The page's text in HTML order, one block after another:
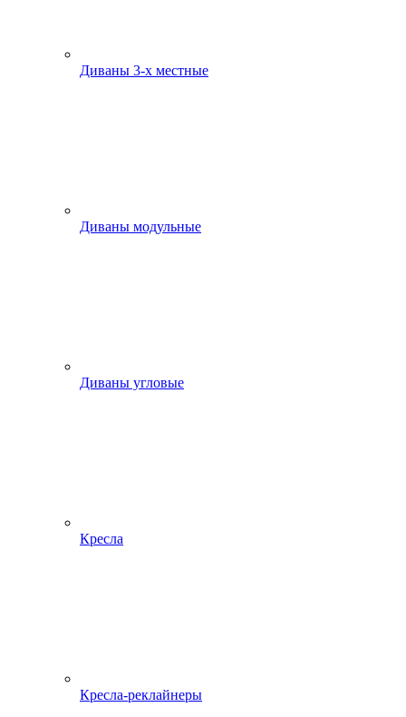
Диваны 3-х местные
Диваны модульные
Диваны угловые
Кресла
Кресла-реклайнеры